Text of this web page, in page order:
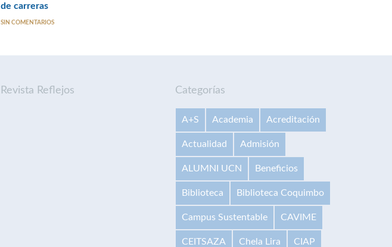
de carreras
SIN COMENTARIOS
Revista Reflejos Categorías
A+S Academia Acreditación
Actualidad Admisión
ALUMNI UCN Beneficios
Biblioteca Biblioteca Coquimbo
Campus Sustentable CAVIME
CEITSAZA Chela Lira CIAP